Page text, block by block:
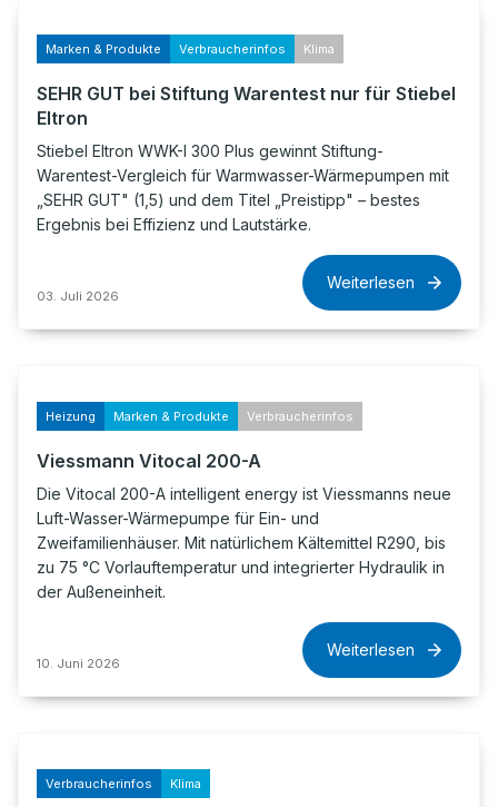
Marken & Produkte Verbraucherinfos Klima
SEHR GUT bei Stiftung Warentest nur für Stiebel
Eltron
Stiebel Eltron WWK-I 300 Plus gewinnt Stiftung-
Warentest-Vergleich für Warmwasser-Wärmepumpen mit
„SEHR GUT" (1,5) und dem Titel „Preistipp" – bestes
Ergebnis bei Effizienz und Lautstärke.
03. Juli 2026
Weiterlesen
Heizung Marken & Produkte Verbraucherinfos
Viessmann Vitocal 200-A
Die Vitocal 200-A intelligent energy ist Viessmanns neue
Luft-Wasser-Wärmepumpe für Ein- und
Zweifamilienhäuser. Mit natürlichem Kältemittel R290, bis
zu 75 °C Vorlauftemperatur und integrierter Hydraulik in
der Außeneinheit.
10. Juni 2026
Weiterlesen
Verbraucherinfos Klima